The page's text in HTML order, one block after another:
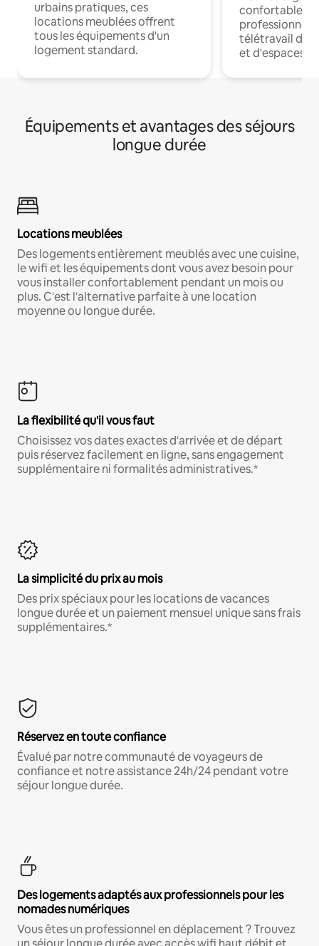
urbains pratiques, ces
locations meublées offrent
tous les équipements d'un
logement standard.
confortables
professionnels
télétravail
et d'espaces
Équipements et avantages des séjours
longue durée
Locations meublées
Des logements entièrement meublés avec une cuisine,
le wifi et les équipements dont vous avez besoin pour
vous installer confortablement pendant un mois ou
plus. C'est l'alternative parfaite à une location
moyenne ou longue durée.
La flexibilité qu'il vous faut
Choisissez vos dates exactes d'arrivée et de départ
puis réservez facilement en ligne, sans engagement
supplémentaire ni formalités administratives.*
La simplicité du prix au mois
Des prix spéciaux pour les locations de vacances
longue durée et un paiement mensuel unique sans frais
supplémentaires.*
Réservez en toute confiance
Évalué par notre communauté de voyageurs de
confiance et notre assistance 24h/24 pendant votre
séjour longue durée.
Des logements adaptés aux professionnels pour les
nomades numériques
Vous êtes un professionnel en déplacement ? Trouvez